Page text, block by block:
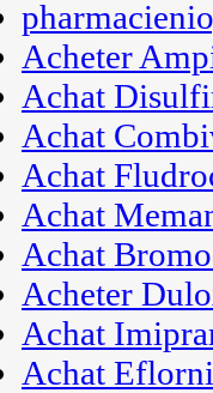
Acheter
Achat
Achat
Achat
Achat
Achat
Acheter
Achat
Achat